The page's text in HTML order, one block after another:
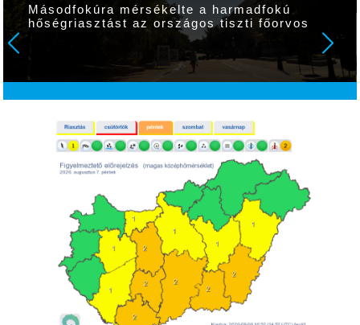
Másodfokúra mérsékelte a harmadfokú
hőségriasztást az országos tiszti főorvos